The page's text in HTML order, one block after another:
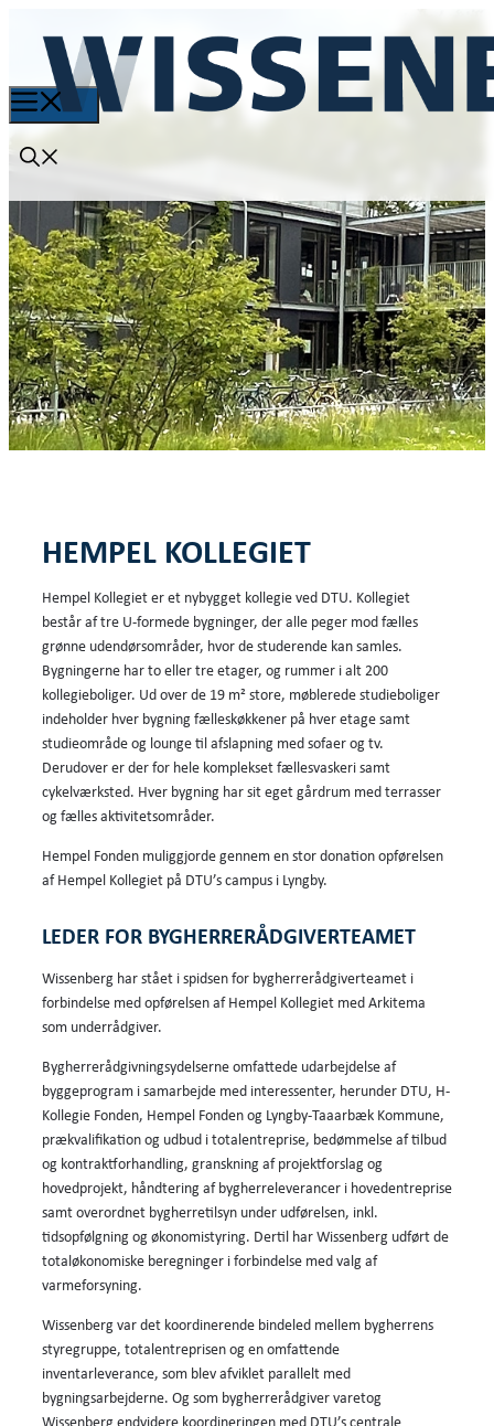
HEMPEL KOLLEGIET
Hempel Kollegiet er et nybygget kollegie ved DTU. Kollegiet
består af tre U-formede bygninger, der alle peger mod fælles
grønne udendørsområder, hvor de studerende kan samles.
Bygningerne har to eller tre etager, og rummer i alt 200
kollegieboliger. Ud over de 19 m² store, møblerede studieboliger
indeholder hver bygning fælleskøkkener på hver etage samt
studieområde og lounge til afslapning med sofaer og tv.
Derudover er der for hele komplekset fællesvaskeri samt
cykelværksted. Hver bygning har sit eget gårdrum med terrasser
og fælles aktivitetsområder.
Hempel Fonden muliggjorde gennem en stor donation opførelsen
af Hempel Kollegiet på DTU’s campus i Lyngby.
LEDER FOR BYGHERRERÅDGIVERTEAMET
Wissenberg har stået i spidsen for bygherrerådgiverteamet i
forbindelse med opførelsen af Hempel Kollegiet med Arkitema
som underrådgiver.
Bygherrerådgivningsydelserne omfattede udarbejdelse af
byggeprogram i samarbejde med interessenter, herunder DTU, H-
Kollegie Fonden, Hempel Fonden og Lyngby-Taaarbæk Kommune,
prækvalifikation og udbud i totalentreprise, bedømmelse af tilbud
og kontraktforhandling, granskning af projektforslag og
hovedprojekt, håndtering af bygherreleverancer i hovedentreprise
samt overordnet bygherretilsyn under udførelsen, inkl.
tidsopfølgning og økonomistyring. Dertil har Wissenberg udført de
totaløkonomiske beregninger i forbindelse med valg af
varmeforsyning.
Wissenberg var det koordinerende bindeled mellem bygherrens
styregruppe, totalentreprisen og en omfattende
inventarleverance, som blev afviklet parallelt med
bygningsarbejderne. Og som bygherrerådgiver varetog